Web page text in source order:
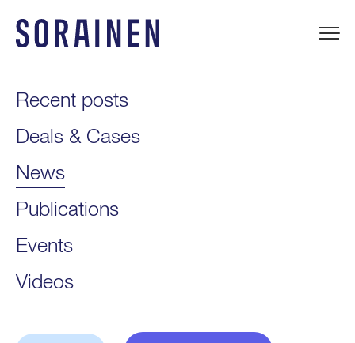
content
Recent posts
Deals & Cases
News
Publications
Events
Videos